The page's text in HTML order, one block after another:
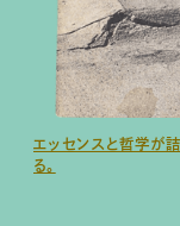
エッセンスと哲学が
る。